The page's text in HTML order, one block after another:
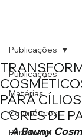
Publicações
Matérias
Cosméticos
Perfumaria
Publicações
PARA
CORES DE
A Bauny